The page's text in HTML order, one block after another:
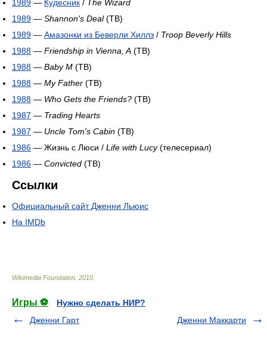
1989 — Кудесник / The Wizard
1989 — Shannon's Deal(ТВ)
1989 — Амазонки из Беверли Хиллз / Troop Beverly Hills
1988 — Friendship in Vienna, A (ТВ)
1988 — Baby M (ТВ)
1988 — My Father (ТВ)
1988 — Who Gets the Friends? (ТВ)
1987 — Trading Hearts
1987 — Uncle Tom's Cabin (ТВ)
1986 — Жизнь с Люси / Life with Lucy(телесериал)
1986 — Convicted (ТВ)
Ссылки
Официальный сайт Дженни Льюис
На IMDb
Wikimedia Foundation 2010
Игры ⚽
Нужно сделать НИР?
Дженни Гарт
Дженни Маккарти